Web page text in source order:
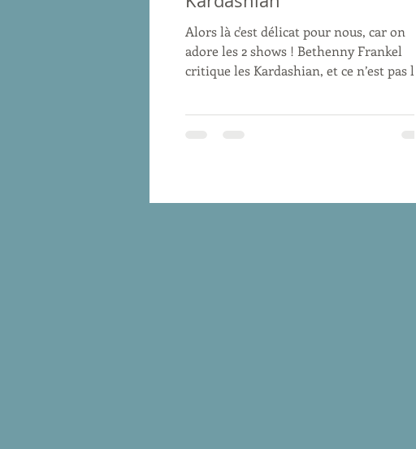
Alors là c'est délicat pour nous, car on
adore les 2 shows ! Bethenny Frankel
critique les Kardashian, et ce n’est pas la